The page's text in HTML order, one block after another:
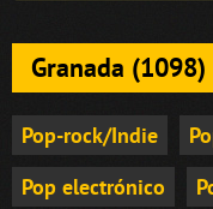
Granada (1098)
Pop-rock/Indie
Pop electrónico